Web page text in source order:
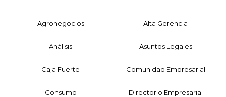
Agronegocios Alta Gerencia
Análisis Asuntos Legales
Caja Fuerte Comunidad Empresarial
Consumo Directorio Empresarial